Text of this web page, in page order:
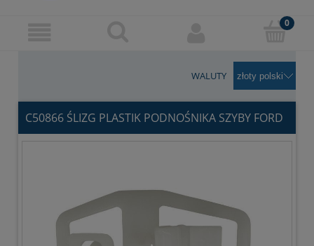
WALUTY
C50866 ŚLIZG PLASTIK PODNOŚNIKA SZYBY FORD